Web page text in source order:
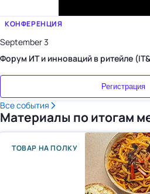
КОНФЕРЕНЦИЯ
September 3
Форум ИТ и инноваций в ритейле
Регистрация
Все события
Материалы по итогам
ТОВАР НА ПОЛКУ